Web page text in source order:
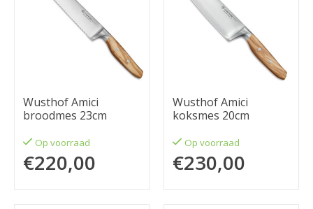
Wusthof Amici
broodmes 23cm
Op voorraad
€220,00
Wusthof Amici
koksmes 20cm
Op voorraad
€230,00